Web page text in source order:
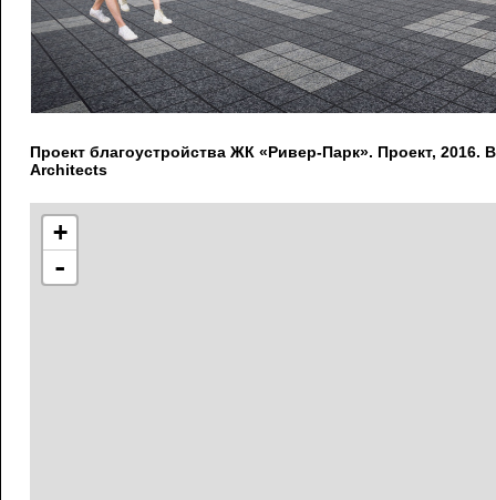
Проект благоустройства ЖК «Ривер-Парк». Проект, 2016.
Architects
+
-